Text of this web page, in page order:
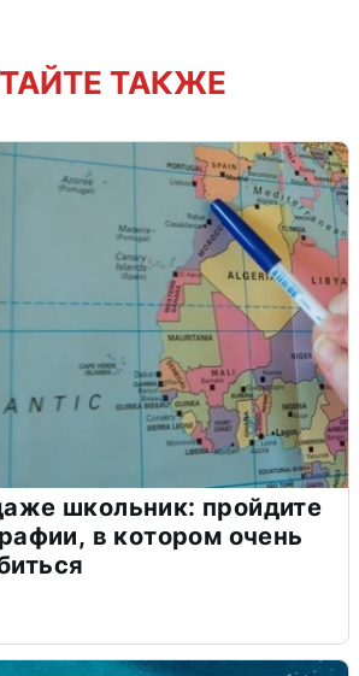
ТАКЖЕ
школьник: пройдите
в котором очень